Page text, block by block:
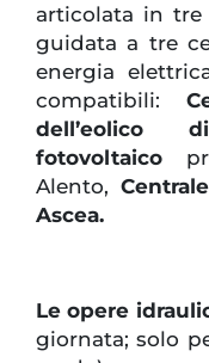
articolata in tre
guidata a tre
energia
compatibili:
dell’eolico
fotovoltaico
Alento,
Ascea.
Le opere
giornata; solo